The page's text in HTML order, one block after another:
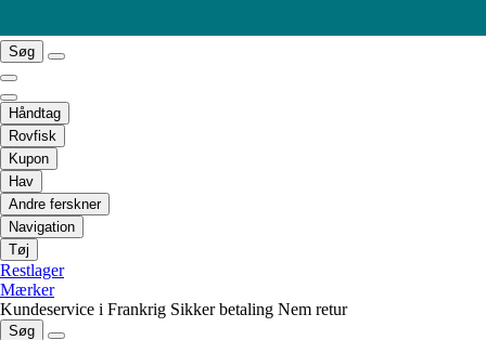
Søg
Håndtag
Rovfisk
Kupon
Hav
Andre ferskner
Navigation
Tøj
Restlager
Mærker
Kundeservice i Frankrig Sikker betaling Nem retur
Søg